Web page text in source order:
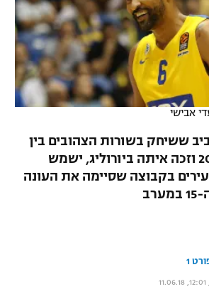
אבישי
ששיחק בשורות הצהובים בין
השנים 2011 ל-2017 וזכה איתה ביורוליג, ישמש
בקבוצה שסיימה את העונה
1